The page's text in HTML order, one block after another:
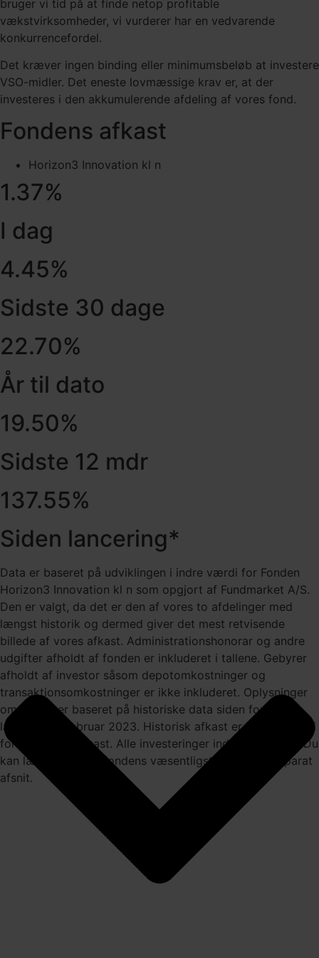
bruger vi tid på at finde netop profitable
vækstvirksomheder, vi vurderer har en vedvarende
konkurrencefordel.
Det kræver ingen binding eller minimumsbeløb at investere
VSO-midler. Det eneste lovmæssige krav er, at der
investeres i den akkumulerende afdeling af vores fond.
Fondens afkast
Horizon3 Innovation kl n
1.37%
I dag
4.45%
Sidste 30 dage
22.70%
År til dato
19.50%
Sidste 12 mdr
137.55%
Siden lancering*
Data er baseret på udviklingen i indre værdi for Fonden
Horizon3 Innovation kl n som opgjort af Fundmarket A/S.
Den er valgt, da det er den af vores to afdelinger med
længst historik og dermed giver det mest retvisende
billede af vores afkast. Administrationshonorar og andre
udgifter afholdt af fonden er inkluderet i tallene. Gebyrer
afholdt af investor såsom depotomkostninger og
transaktionsomkostninger er ikke inkluderet. Oplysninger
om afkast er baseret på historiske data siden fondens
lancering 6. februar 2023. Historisk afkast er ingen garanti
for fremtidigt afkast. Alle investeringer indebærer risici. Du
kan læse mere om fondens væsentligste risici i et separat
afsnit.